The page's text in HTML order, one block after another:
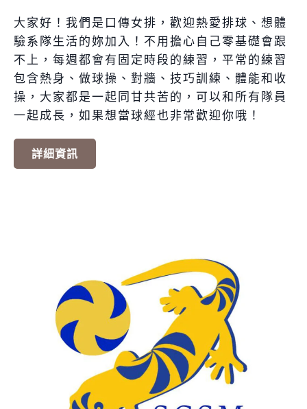
大家好！我們是口傳女排，歡迎熱愛排球、想體
驗系隊生活的妳加入！不用擔心自己零基礎會跟
不上，每週都會有固定時段的練習，平常的練習
包含熱身、做球操、對牆、技巧訓練、體能和收
操，大家都是一起同甘共苦的，可以和所有隊員
一起成長，如果想當球經也非常歡迎你哦！
詳細資訊